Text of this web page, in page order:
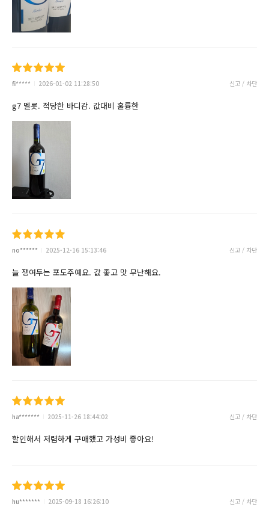
fi***** 2026-01-02 11:28:50 신고 / 차단
g7 멜롯. 적당한 바디감. 값대비 훌륭한
no****** 2025-12-16 15:13:46 신고 / 차단
늘 쟁여두는 포도주예요. 값 좋고 맛 무난해요.
ha******* 2025-11-26 18:44:02 신고 / 차단
할인해서 저렴하게 구매했고 가성비 좋아요!
hu******* 2025-09-18 16:26:10 신고 / 차단